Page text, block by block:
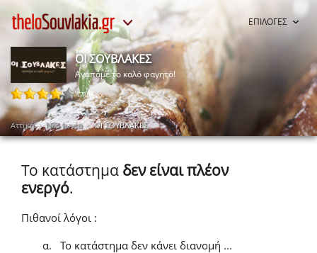
ΕΠΙΛΟΓΕΣ
ΟΙ ΣΟΥΒΛΑΚΕΣ
Αγαπάμε το καλό φαγητό!
17 ψήφοι
Αττική Νέα Ιωνία ΟΙ ΣΟΥΒΛΑΚΕΣ
Το κατάστημα δεν είναι πλέον
ενεργό.
Πιθανοί λόγοι :
α.
Το κατάστημα δεν κάνει διανομή ...